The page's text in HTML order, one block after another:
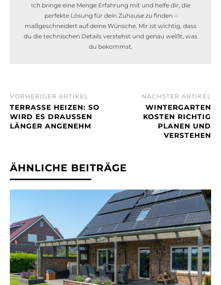
Ich bringe eine Menge Erfahrung mit und helfe dir, die
perfekte Lösung für dein Zuhause zu finden –
maßgeschneidert auf deine Wünsche. Mir ist wichtig, dass
du die technischen Details verstehst und genau weißt, was
du bekommst.
VORHERIGER ARTIKEL
TERRASSE HEIZEN: SO
WIRD ES DRAUSSEN L
ÄNGER ANGENEHM
NÄCHSTER ARTIKEL
WINTERGARTEN
KOSTEN RICHTIG
PLANEN UND
VERSTEHEN
ÄHNLICHE BEITRÄGE